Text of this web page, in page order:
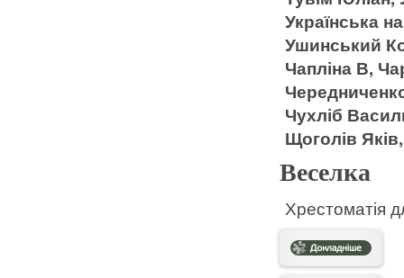
Українська
Ушинський
Чапліна В,
Чухліб
Щоголів
Веселка
Хрестоматія